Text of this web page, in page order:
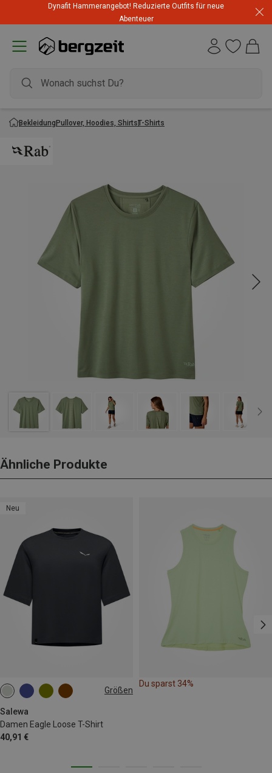
Dynafit Hammerangebot! Reduzierte Outfits für neue
Abenteuer
BekleidungPullover, Hoodies, ShirtsT-Shirts
Ähnliche Produkte
Neu
Größen
Salewa
Damen Eagle Loose T-Shirt
40,91 €
Du sparst 34%